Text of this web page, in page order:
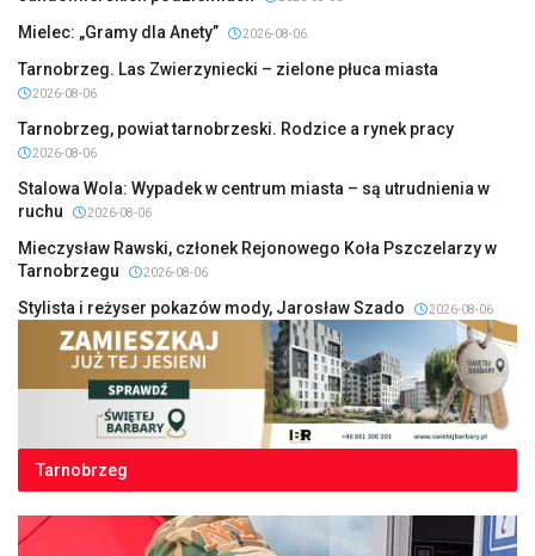
Mielec: „Gramy dla Anety” 2026-08-06
Tarnobrzeg. Las Zwierzyniecki – zielone płuca miasta
2026-08-06
Tarnobrzeg, powiat tarnobrzeski. Rodzice a rynek pracy
2026-08-06
Stalowa Wola: Wypadek w centrum miasta – są utrudnienia w
ruchu
2026-08-06
Mieczysław Rawski, członek Rejonowego Koła Pszczelarzy w
Tarnobrzegu
2026-08-06
Stylista i reżyser pokazów mody, Jarosław Szado 2026-08-06
Tarnobrzeg